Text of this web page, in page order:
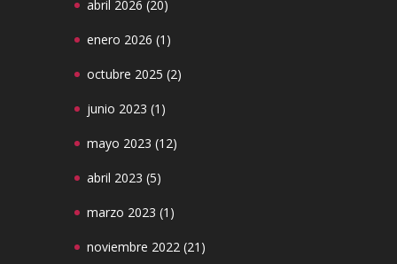
abril 2026 (20)
enero 2026 (1)
octubre 2025 (2)
junio 2023 (1)
mayo 2023 (12)
abril 2023 (5)
marzo 2023 (1)
noviembre 2022 (21)